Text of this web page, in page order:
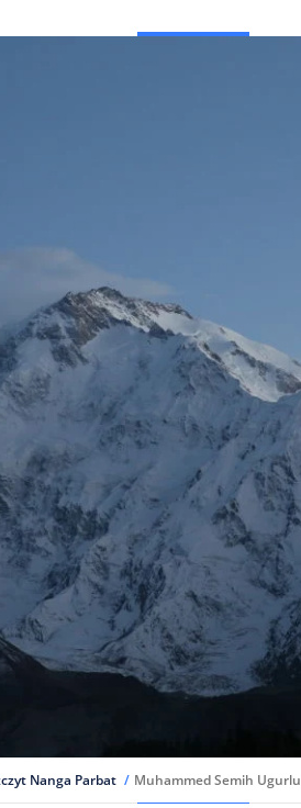
Nanga Parbat / Muhammed Semih Ugurlu